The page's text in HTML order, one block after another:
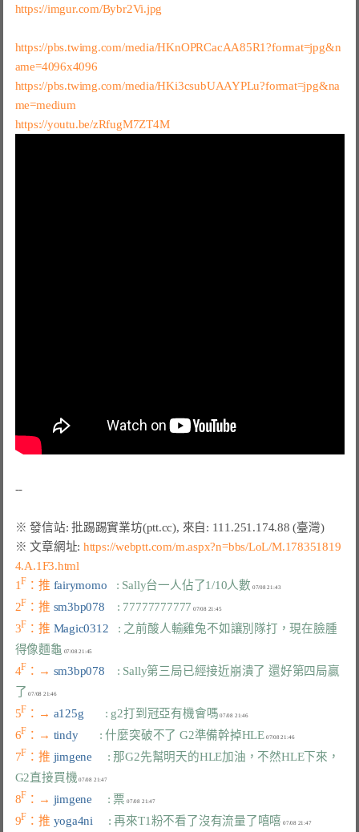
https://imgur.com/Bybr2Vi.jpg
https://pbs.twimg.com/media/HKnOPRCacAA85R1?format=jpg&n
ame=4096x4096
https://pbs.twimg.com/media/HKi3csubUAAYPLu?format=jpg&na
me=medium
https://youtu.be/zRfugM7ZT4M
※ 發信站: 批踢踢實業坊(ptt.cc), 來自: 111.251.174.88 (臺灣)
※ 文章網址: https://webptt.com/m.aspx?n=bbs/LoL/M.178351819
4.A.1F3.html
1F ：推 fairymomo : Sally台一人佔了1/10人數 07/08 21:43
2F ：推 sm3bp078 : 77777777777 07/08 21:45
3F ：推 Magic0312 : 之前酸人輸雞兔不如讓別隊打，現在臉腫
得像麵龜
4F ：→ sm3bp078 : Sally第三局已經接近崩潰了 還好第四局贏
了
07/08 21:46
5F ：→ a125g : g2打到冠亞有機會嗎 07/08 21:46
6F ：→ tindy : 什麼突破不了 G2準備幹掉HLE 07/08 21:46
7F ：推 jimgene : 那G2先幫明天的HLE加油，不然HLE下來，
G2直接買機
07/08 21:47
8F ：→ jimgene : 票 07/08 21:47
9F ：推 yoga4ni : 再來T1粉不看了沒有流量了嘻嘻 07/08 21:47